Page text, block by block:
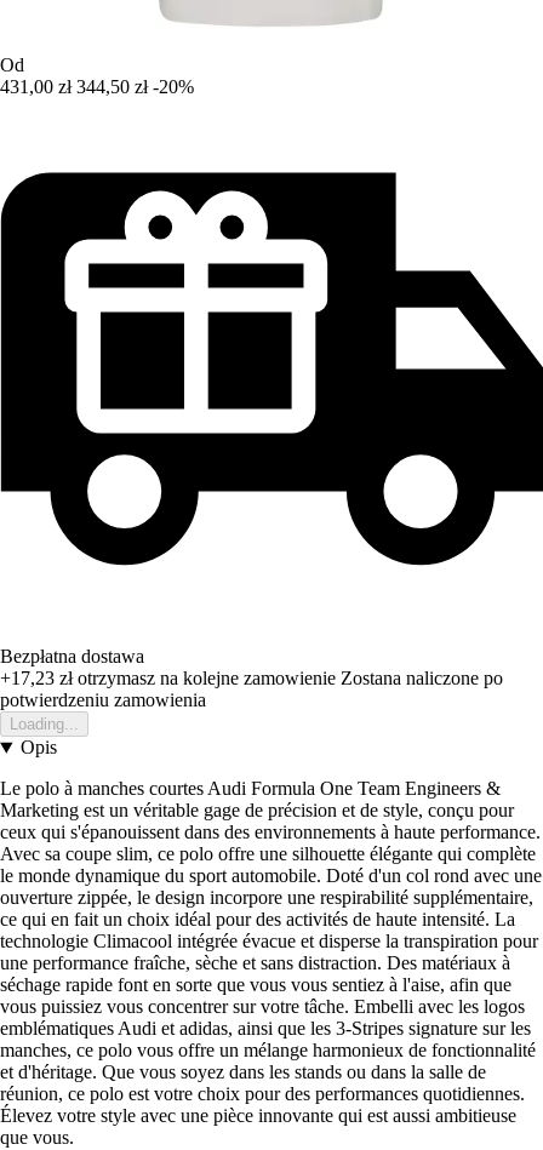
Od
431,00 zł 344,50 zł -20%
Bezpłatna dostawa
+17,23 złotrzymasz na kolejne zamowienie Zostana naliczone po
potwierdzeniu zamowienia
Loading...
Opis
Le polo à manches courtes Audi Formula One Team Engineers &
Marketing est un véritable gage de précision et de style, conçu pour
ceux qui s'épanouissent dans des environnements à haute performance.
Avec sa coupe slim, ce polo offre une silhouette élégante qui complète
le monde dynamique du sport automobile. Doté d'un col rond avec une
ouverture zippée, le design incorpore une respirabilité supplémentaire,
ce qui en fait un choix idéal pour des activités de haute intensité. La
technologie Climacool intégrée évacue et disperse la transpiration pour
une performance fraîche, sèche et sans distraction. Des matériaux à
séchage rapide font en sorte que vous vous sentiez à l'aise, afin que
vous puissiez vous concentrer sur votre tâche. Embelli avec les logos
emblématiques Audi et adidas, ainsi que les 3-Stripes signature sur les
manches, ce polo vous offre un mélange harmonieux de fonctionnalité
et d'héritage. Que vous soyez dans les stands ou dans la salle de
réunion, ce polo est votre choix pour des performances quotidiennes.
Élevez votre style avec une pièce innovante qui est aussi ambitieuse
que vous.